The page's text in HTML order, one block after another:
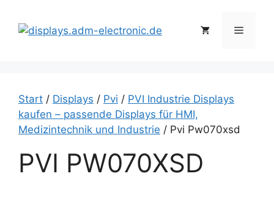
Inhalt
springen
Menü
Start / Displays / Pvi / PVI Industrie Displays
kaufen – passende Displays für HMI,
Medizintechnik und Industrie / Pvi Pw070xsd
PVI PW070XSD